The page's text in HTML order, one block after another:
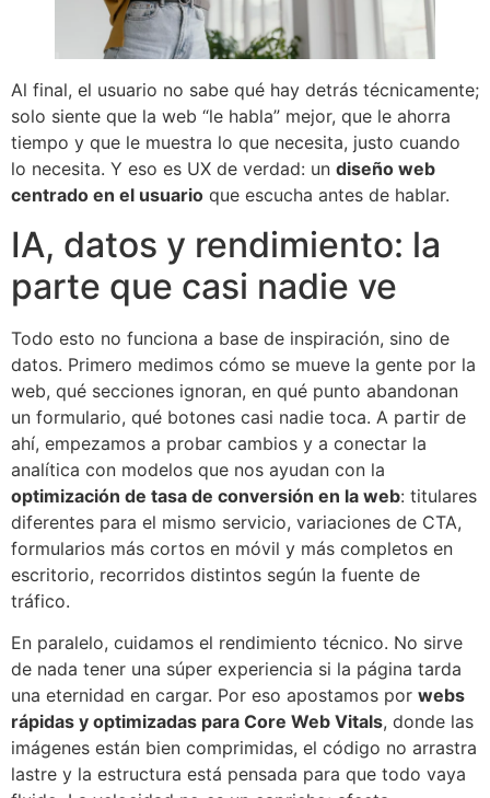
Al final, el usuario no sabe qué hay detrás técnicamente;
solo siente que la web “le habla” mejor, que le ahorra
tiempo y que le muestra lo que necesita, justo cuando
lo necesita. Y eso es UX de verdad: un diseño web
centrado en el usuario que escucha antes de hablar.
IA, datos y rendimiento: la
parte que casi nadie ve
Todo esto no funciona a base de inspiración, sino de
datos. Primero medimos cómo se mueve la gente por la
web, qué secciones ignoran, en qué punto abandonan
un formulario, qué botones casi nadie toca. A partir de
ahí, empezamos a probar cambios y a conectar la
analítica con modelos que nos ayudan con la
optimización de tasa de conversión en la web: titulares
diferentes para el mismo servicio, variaciones de CTA,
formularios más cortos en móvil y más completos en
escritorio, recorridos distintos según la fuente de
tráfico.
En paralelo, cuidamos el rendimiento técnico. No sirve
de nada tener una súper experiencia si la página tarda
una eternidad en cargar. Por eso apostamos por webs
rápidas y optimizadas para Core Web Vitals, donde las
imágenes están bien comprimidas, el código no arrastra
lastre y la estructura está pensada para que todo vaya